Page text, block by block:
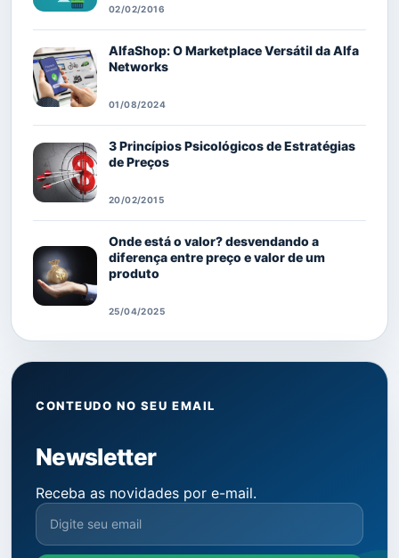
02/02/2016
AlfaShop: O Marketplace Versátil da Alfa
Networks
01/08/2024
3 Princípios Psicológicos de Estratégias
de Preços
20/02/2015
Onde está o valor? desvendando a
diferença entre preço e valor de um
produto
25/04/2025
CONTEUDO NO SEU EMAIL
Newsletter
Receba as novidades por e-mail.